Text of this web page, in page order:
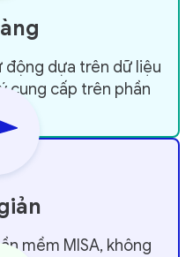
động dựa trên dữ liệu
cung cấp trên phần
mềm MISA, không